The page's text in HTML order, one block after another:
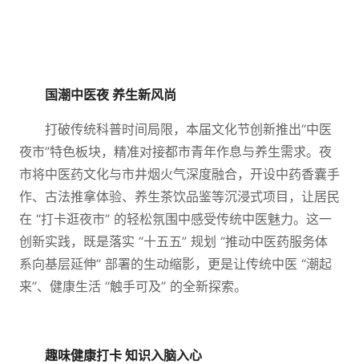
国潮中医夜 养生新风尚
打破传统科普时间局限，本届文化节创新推出“中医
夜市”特色板块，精准对接都市青年作息与养生需求。夜
市将中医药文化与市井烟火气深度融合，开设中药香囊手
作、古法推拿体验、养生茶饮品鉴等沉浸式项目，让居民
在 “打卡逛夜市” 的轻松氛围中感受传统中医魅力。这一
创新实践，既是落实 “十五五” 规划 “推动中医药服务体
系向基层延伸” 部署的生动缩影，更是让传统中医 “潮起
来”、健康生活 “触手可及” 的全新探索。
趣味健康打卡 知识入脑入心